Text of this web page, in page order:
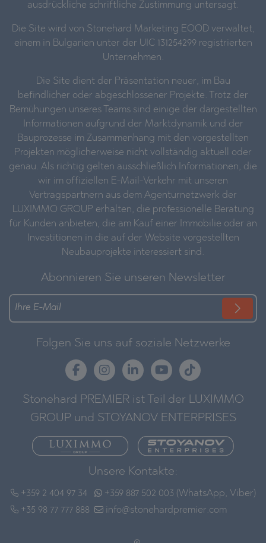
ausdrückliche schriftliche Zustimmung untersagt.
Die Site wird von Stonehard Marketing EOOD verwaltet,
einem in Bulgarien unter der UIC 131254299 registrierten
Unternehmen.
Die Site dient der Präsentation neuer, im Bau
befindlicher oder abgeschlossener Projekte. Trotz der
Bemühungen unseres Teams sind einige der dargestellten
Informationen aufgrund der Marktdynamik und der
Bauprozesse im Zusammenhang mit den vorgestellten
Projekten möglicherweise nicht vollständig aktuell oder
genau. Als richtig gelten ausschließlich Informationen, die
wir im offiziellen E-Mail-Verkehr mit unseren
Vertragspartnern aus dem Agenturnetzwerk der
LUXIMMO GROUP erhalten, die professionelle Beratung
für Kunden anbieten, die am Kauf einer Immobilie oder an
Investitionen in die auf der Website vorgestellten
Neubauprojekte interessiert sind.
Abonnieren Sie unseren Newsletter
Folgen Sie uns auf soziale Netzwerke
Stonehard PREMIER ist Teil der LUXIMMO
GROUP und STOYANOV ENTERPRISES
Unsere Kontakte:
+359 2 404 97 34
+35 98 77 777 888
+359 887 502 003 (WhatsApp, Viber)
info@stonehardpremier.com